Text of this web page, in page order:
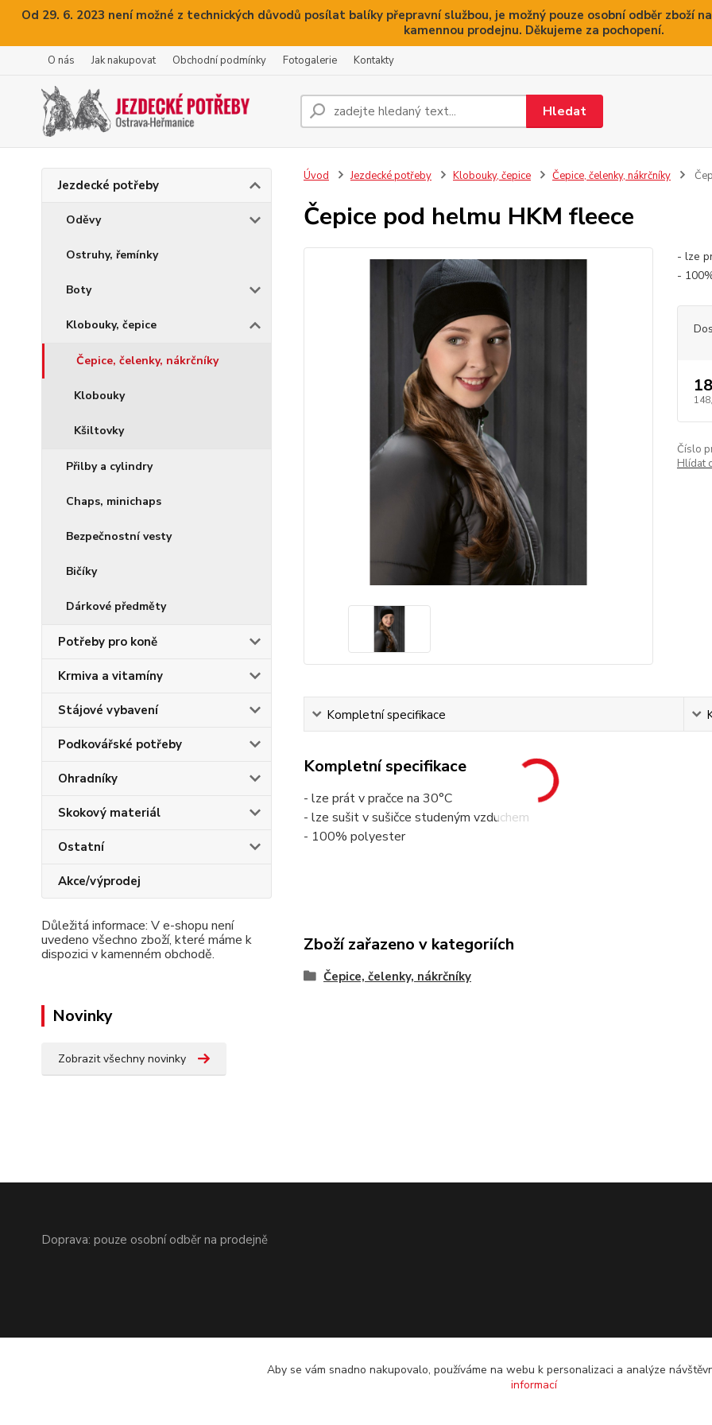
Od 29. 6. 2023 není možné z technických důvodů posílat balíky přepravní službou, je možný pouze osobní odběr zboží
kamennou prodejnu. Děkujeme za pochopení.
O nás Jak nakupovat Obchodní podmínky Fotogalerie Kontakty
Hledat
Jezdecké potřeby
Oděvy
Ostruhy, řemínky
Boty
Klobouky, čepice
Čepice, čelenky, nákrčníky
Klobouky
Kšiltovky
Přilby a cylindry
Chaps, minichaps
Bezpečnostní vesty
Bičíky
Dárkové předměty
Potřeby pro koně
Krmiva a vitamíny
Stájové vybavení
Podkovářské potřeby
Ohradníky
Skokový materiál
Ostatní
Akce/výprodej
Důležitá informace: V e-shopu není
uvedeno všechno zboží, které máme k
dispozici v kamenném obchodě.
Novinky
Zobrazit všechny novinky
Úvod Jezdecké potřeby Klobouky, čepice Čepice, čelenky, nákrčníky
Čepice pod helmu HKM fleece
- lze
-
Číslo
Hlídat
Kompletní specifikace
Kompletní specifikace
- lze prát v pračce na 30°C
- lze sušit v sušičce studeným vzduchem
- 100% polyester
Zboží zařazeno v kategoriích
Čepice, čelenky, nákrčníky
Doprava: pouze osobní odběr na prodejně
Aby se vám snadno nakupovalo, používáme na webu k personalizaci a analýze
informací